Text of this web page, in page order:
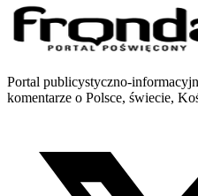
Portal publicystyczno-
komentarze o Polsce, świecie,